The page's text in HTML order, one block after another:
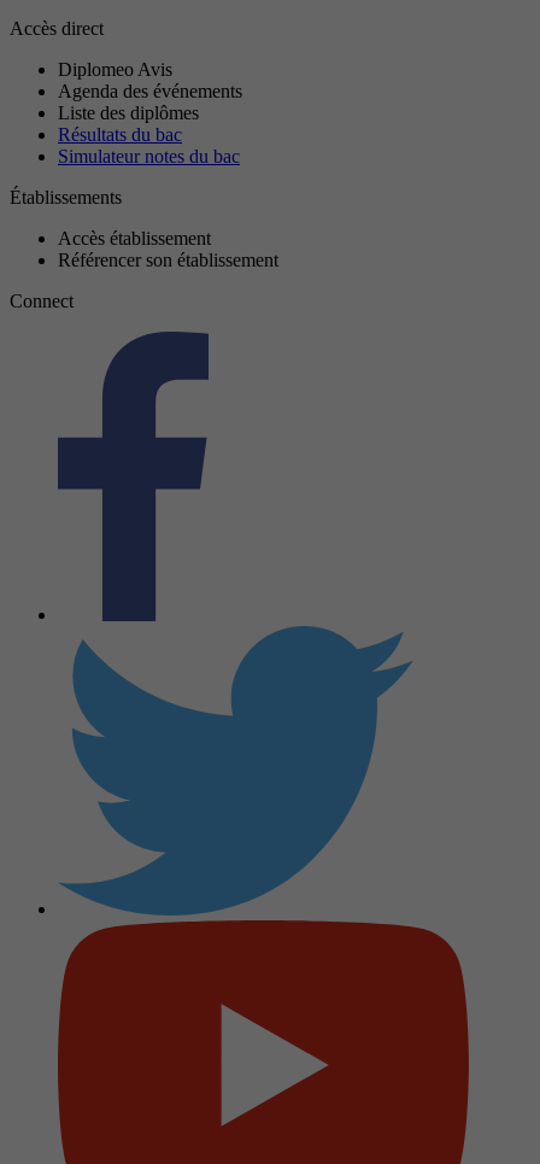
Accès direct
Diplomeo Avis
Agenda des événements
Liste des diplômes
Résultats du bac
Simulateur notes du bac
Établissements
Accès établissement
Référencer son établissement
Connect